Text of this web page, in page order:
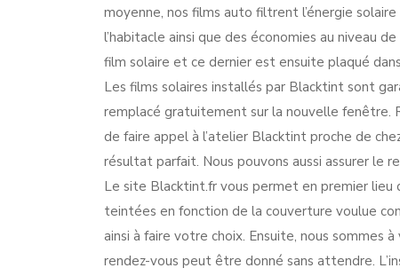
moyenne, nos films auto filtrent l’énergie
l’habitacle ainsi que des économies au niveau
film solaire et ce dernier est ensuite plaqué
Les films solaires installés par Blacktint sont
remplacé gratuitement sur la nouvelle fenêtre.
de faire appel à l’atelier Blacktint proche de
résultat parfait. Nous pouvons aussi assurer le
Le site Blacktint.fr vous permet en premier lieu
teintées en fonction de la couverture voulue
ainsi à faire votre choix. Ensuite, nous sommes
rendez-vous peut être donné sans attendre.